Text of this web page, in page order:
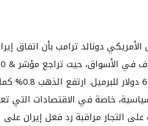
دونالد ترامب بأن اتفاق
النووي "انتهى". زادت
وناسداك بنسبة 0.7% و0.9% على التوالي، بينما قفز النفط الخام برينت 2.3% إلى
خاصة في الاقتصادات التي
التجار مراقبة رد فعل إيران على